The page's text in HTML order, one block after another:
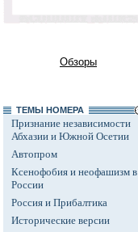
Обзоры
ТЕМЫ НОМЕРА
Признание независимости
Абхазии и Южной Осетии
Автопром
Ксенофобия и неофашизм в
России
Россия и Прибалтика
Исторические версии